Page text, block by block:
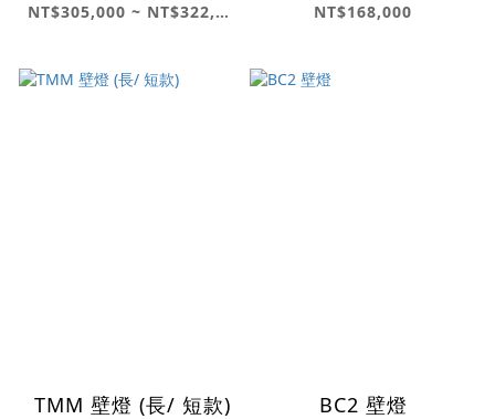
NT$305,000 ~ NT$322,000 NT$168,000
TMM 壁燈 (長/ 短款) BC2 壁燈